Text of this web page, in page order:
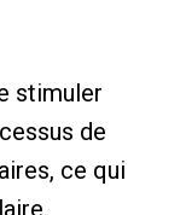
stimuler
de
ce qui